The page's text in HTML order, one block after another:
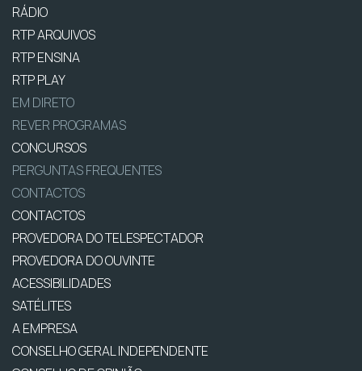
RÁDIO
RTP ARQUIVOS
RTP ENSINA
RTP PLAY
EM DIRETO
REVER PROGRAMAS
CONCURSOS
PERGUNTAS FREQUENTES
CONTACTOS
CONTACTOS
PROVEDORA DO TELESPECTADOR
PROVEDORA DO OUVINTE
ACESSIBILIDADES
SATÉLITES
A EMPRESA
CONSELHO GERAL INDEPENDENTE